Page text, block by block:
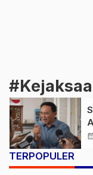
TERPOPULER